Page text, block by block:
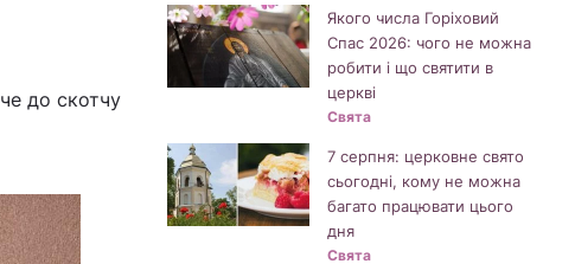
до скотчу
Якого числа Горіховий
Спас 2026: чого не можна
робити і що святити в
церкві
Свята
7 серпня: церковне свято
сьогодні, кому не можна
багато працювати цього
дня
Свята